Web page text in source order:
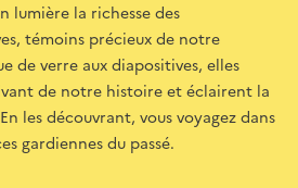
lumière la richesse des
témoins précieux de notre
de verre aux diapositives, elles
de notre histoire et éclairent la
les découvrant, vous voyagez dans
gardiennes du passé.